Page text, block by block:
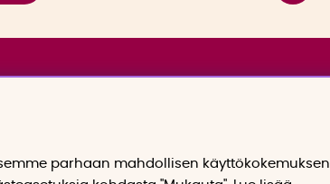
parhaan mahdollisen käyttökokemuksen